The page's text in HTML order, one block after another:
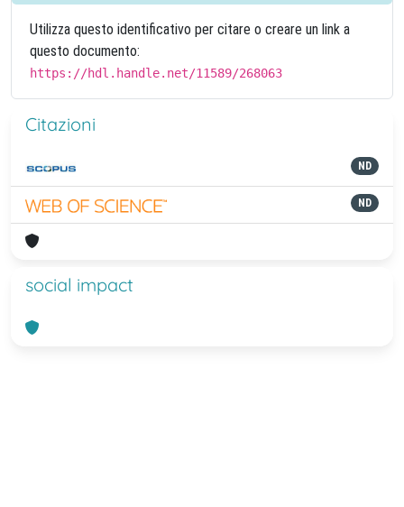
Utilizza questo identificativo per citare o creare un link a
questo documento:
https://hdl.handle.net/11589/268063
Citazioni
ND
ND
social impact